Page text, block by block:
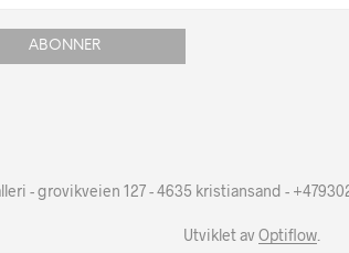
- grovikveien 127 - 4635 kristiansand -
Utviklet avOptiflow